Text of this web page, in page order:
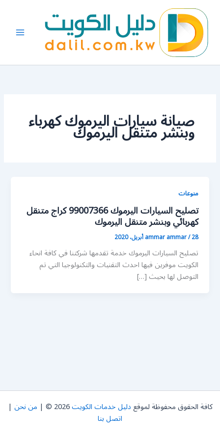
المحتوى
صيانة سيارات اليرموك كهرباء
وبنشر متنقل اليرموك
منوعات
تصليح السيارات اليرموك 99007366 كراج متنقل
كهربائي وبنشر متنقل اليرموك
ammar ammar/28 أبريل، 2020
تصليح السيارات اليرموك خدمة تقدمها شركتنا في كافة انحاء
الكويت موفرين فيها احدث التقنيات والتكنولوجيا التي تم
التوصل لها بحيث […]
كافة الحقوق محفوظة لموقعدليل خدمات الكويت2026 © | من نحن |
اتصل بنا